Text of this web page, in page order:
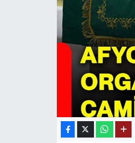
11:11 MANŞET